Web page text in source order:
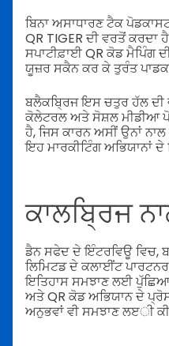
ਬਿਨਾ ਅਸਾਧਾਰਣ ਟੈਕ
QR TIGER ਦੀ ਵਰਤੋਂ ਕਰਦਾ
ਸਪਾਟੀਫ਼ਾਈ QR ਕੋਡ ਮੈਪਿੰਗ
ਯੂਜ਼ਰ ਸਕੈਨ ਕਰ ਕੇ ਤੁਰੰਤ
ਬਲੈਕਬ੍ਰਿਜ ਇਸ ਚਤੁਰ ਹੱਲ ਦੀ
ਕੋਲੇਟਰਲ ਅਤੇ ਸੋਸ਼ਲ ਮੀਡੀਆ
ਹੈ, ਜਿਸ ਕਾਰਨ ਅਸੀਂ ਉਨਾਂ
ਇਹ ਮਾਰਕੀਟਿੰਗ ਅਭਿਯਾਨਾਂ ਦੇ
ਕਾਲਬ੍ਰਿਜ
ਡੈਨ ਸਫੇਦ ਦੇ ਇੰਟਰਵਿਊ ਵਿਚ,
ਲਿਮਿਟਡ ਦੇ ਕਲਾਈਂਟ
ਇਤਿਹਾਸ ਸਮਝਾਣ ਲਈ ਪੁੱਛਿਆ
ਅਤੇ QR ਕੋਡ ਅਭਿਯਾਨ ਦੇ
ਅਨੁਭਵਾਂ ਵੀ ਸਮਝਾਣ ਲੲੀ